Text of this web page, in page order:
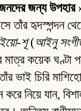
জন্য উপহার
তাঁর হৃদস্পন্দন
শূ(আইনু
মাত্র কয়েক ঘণ্টা
ভাই চিরি মাশিহো
নিয়ে যান,